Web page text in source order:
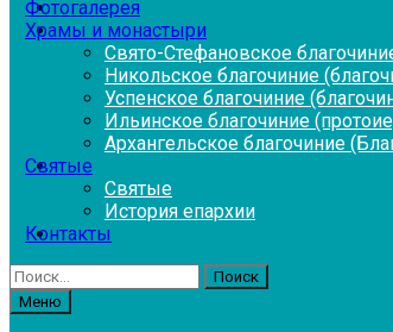
Фотогалерея
Храмы и монастыри
Свято-Стефановское
Никольское благочиние
Успенское благочиние
Ильинское благочиние
Архангельское благочиние
Святые
Святые
История епархии
Контакты
Найти:
Меню